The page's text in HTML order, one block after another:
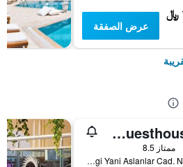
عرض الصفقة
Kusadasi Ephesian Hotel & Guesthouse
واحدة
ممتاز 8.5
Camiatik Mah. Barlar Sokagi Yani Aslanlar Cad. No:9, كوساداسي, تركيا